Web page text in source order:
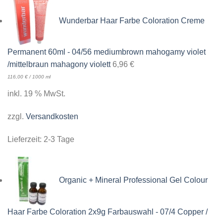
Wunderbar Haar Farbe Coloration Creme
Permanent 60ml - 04/56 mediumbrown mahogamy violet
/mittelbraun mahagony violett 6,96 €
116,00 €/1000 ml
inkl. 19 % MwSt.
zzgl. Versandkosten
Lieferzeit: 2-3 Tage
Organic + Mineral Professional Gel Colour
Haar Farbe Coloration 2x9g Farbauswahl - 07/4 Copper /